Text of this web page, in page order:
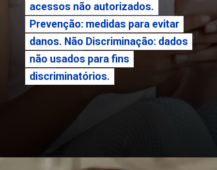
acessos não autorizados.
Prevenção: medidas para evitar
danos. Não Discriminação: dados
não usados para fins
discriminatórios.
acessos não autorizados.
Prevenção: medidas para evitar
danos. Não Discriminação: dados
não usados para fins
discriminatórios.